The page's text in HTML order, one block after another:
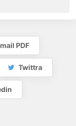
PDF
Twittra